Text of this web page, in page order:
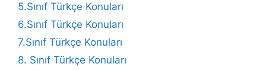
5.Sınıf Türkçe Konuları
6.Sınıf Türkçe Konuları
7.Sınıf Türkçe Konuları
8. Sınıf Türkçe Konuları